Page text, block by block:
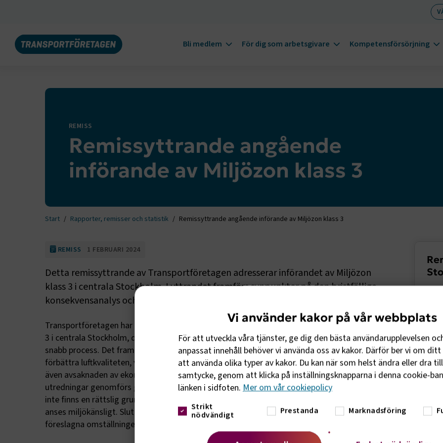
Bli medlem För dig som arbetsgivare Kompetensförsörjning
REMISS
Remissyttrande angående
införande av Miljözon klass 3
Start Rapporter, remisser och statistik Remissyttrande angående införande av Miljözon klass 3
REMISS 1 FEBRUARI 2024
Detta remissyttrande av Transportföretagen adresserar införandet av Miljözon
klass 3 i centrala Stockholm. I yttrandet framförs synpunkter på den bristfälliga
konsekvensanalys och den snabba processen av utredningen.
Transportföretagen har lämnat ett remissyttrande angående införandet av Miljözon klass
3 i centrala Stockholm, där de uttrycker oro för en bristfällig konsekvensanalys och en
snabb process. Det framhålls att en miljözon ska baseras på faktiska behov av att
förbättra luftkvaliteten, vilket utredningen saknar fokus på. Transportföretagen kritiserar
även avsaknaden av ekonomiska konsekvensanalyser och påpekar vikten av att dessa
utredningar genomförs grundligt innan sådana beslut fattas. Vidare pekas det på att det
inte finns en rättslig grund för införandet av zonen, eftersom det aktuella området inte
anses miljökänsligt. Slutligen belyses behovet av mer infrastruktur och planering för den
föreslagna omställningen till elektrifiering inom transportsektorn.
Vi använder kakor på vår webbplats
För att utveckla våra tjänster, ge dig den bästa användarupplevelsen
anpassat innehåll behöver vi använda oss av kakor. Därför ber vi om
att använda olika typer av kakor. Du kan när som helst ändra eller dra
samtycke, genom att klicka på inställningsknapparna i denna cookie-
länken i sidfoten. Mer om vår cookiepolicy
Strikt
nödvändigt Prestanda Marknadsföring